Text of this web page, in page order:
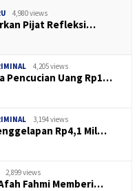
4,980 views
Pijat Refleksi…
4,205 views
Pencucian Uang Rp1…
3,194 views
Rp4,1 Mil…
2,899 views
Fahmi Memberi…